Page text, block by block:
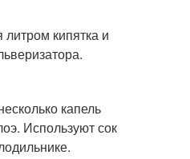
кипятка и
капель
Используют сок